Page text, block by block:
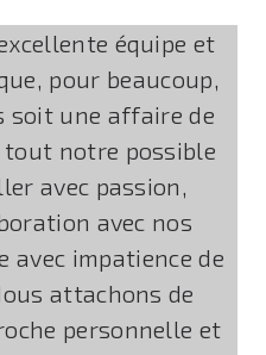
équipe et
pour beaucoup,
soit une affaire de
notre possible
avec passion,
avec nos
avec impatience de
attachons de
personnelle et